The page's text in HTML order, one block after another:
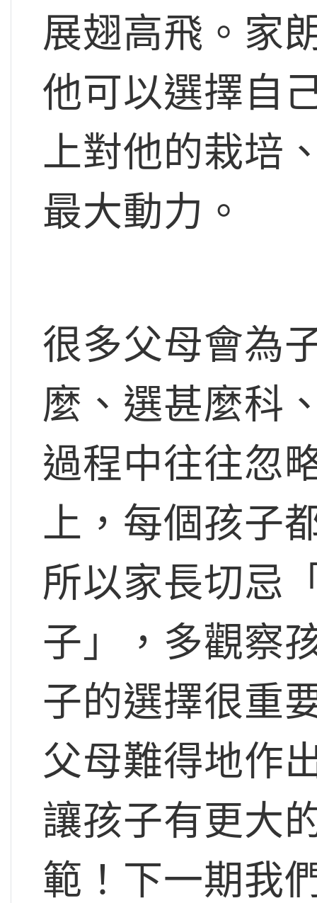
展翅高飛。家
他可以選擇自
上對他的栽培
最大動力。
很多父母會為
麼、選甚麼科
過程中往往忽
上，每個孩子
所以家長切忌
子」，多觀察
子的選擇很重
父母難得地作
讓孩子有更大
範！下一期我